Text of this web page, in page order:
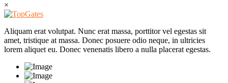
×
Aliquam erat volutpat. Nunc erat massa, porttitor vel egestas sit
amet, tristique at massa. Donec posuere odio neque, in ultricies
lorem aliquet eu. Donec venenatis libero a nulla placerat egestas.